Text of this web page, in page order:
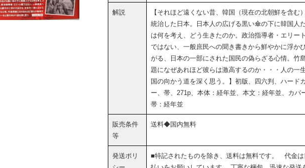
解説
【それほど遠くない昔、韓国（現在の北朝鮮を含む
統治した日本。日本人の広げる黒い傘の下に韓国人
は何を考え、どう生きたのか。政治指導者・エリー
ではない、一般庶民への聞き書きから鮮やかに浮か
がる、日本の一部にされた国民の偽らざる心情。竹
題になぜあれほど彼らは激高するのか・・・人の一
国の向かう道を深く思う。】初版、四六判、ハード
ー、帯、271p、本体：経年並、本文：経年並、カバ
帯：経年並
販売条件
等
送料◆国内無料
発送ポリ
■特記されたものを除き、送料は無料です。 代金は